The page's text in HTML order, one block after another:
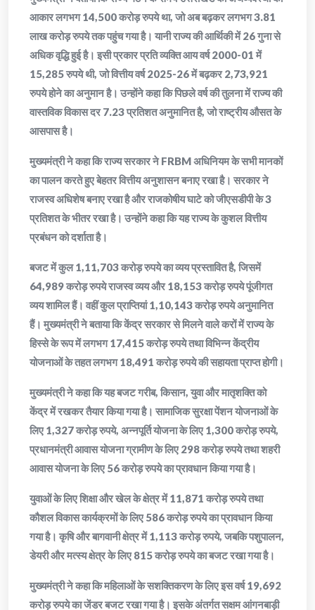
आकार लगभग 14,500 करोड़ रुपये था, जो अब बढ़कर लगभग 3.81
लाख करोड़ रुपये तक पहुंच गया है। यानी राज्य की आर्थिकी में 26 गुना से
अधिक वृद्धि हुई है। इसी प्रकार प्रति व्यक्ति आय वर्ष 2000-01 में
15,285 रुपये थी, जो वित्तीय वर्ष 2025-26 में बढ़कर 2,73,921
रुपये होने का अनुमान है। उन्होंने कहा कि पिछले वर्ष की तुलना में राज्य की
वास्तविक विकास दर 7.23 प्रतिशत अनुमानित है, जो राष्ट्रीय औसत के
आसपास है।
मुख्यमंत्री ने कहा कि राज्य सरकार ने FRBM अधिनियम के सभी मानकों
का पालन करते हुए बेहतर वित्तीय अनुशासन बनाए रखा है। सरकार ने
राजस्व अधिशेष बनाए रखा है और राजकोषीय घाटे को जीएसडीपी के 3
प्रतिशत के भीतर रखा है। उन्होंने कहा कि यह राज्य के कुशल वित्तीय
प्रबंधन को दर्शाता है।
बजट में कुल 1,11,703 करोड़ रुपये का व्यय प्रस्तावित है, जिसमें
64,989 करोड़ रुपये राजस्व व्यय और 18,153 करोड़ रुपये पूंजीगत
व्यय शामिल हैं। वहीं कुल प्राप्तियां 1,10,143 करोड़ रुपये अनुमानित
हैं। मुख्यमंत्री ने बताया कि केंद्र सरकार से मिलने वाले करों में राज्य के
हिस्से के रूप में लगभग 17,415 करोड़ रुपये तथा विभिन्न केंद्रीय
योजनाओं के तहत लगभग 18,491 करोड़ रुपये की सहायता प्राप्त होगी।
मुख्यमंत्री ने कहा कि यह बजट गरीब, किसान, युवा और मातृशक्ति को
केंद्र में रखकर तैयार किया गया है। सामाजिक सुरक्षा पेंशन योजनाओं के
लिए 1,327 करोड़ रुपये, अन्नपूर्ति योजना के लिए 1,300 करोड़ रुपये,
प्रधानमंत्री आवास योजना ग्रामीण के लिए 298 करोड़ रुपये तथा शहरी
आवास योजना के लिए 56 करोड़ रुपये का प्रावधान किया गया है।
युवाओं के लिए शिक्षा और खेल के क्षेत्र में 11,871 करोड़ रुपये तथा
कौशल विकास कार्यक्रमों के लिए 586 करोड़ रुपये का प्रावधान किया
गया है। कृषि और बागवानी क्षेत्र में 1,113 करोड़ रुपये, जबकि पशुपालन,
डेयरी और मत्स्य क्षेत्र के लिए 815 करोड़ रुपये का बजट रखा गया है।
मुख्यमंत्री ने कहा कि महिलाओं के सशक्तिकरण के लिए इस वर्ष 19,692
करोड़ रुपये का जेंडर बजट रखा गया है। इसके अंतर्गत सक्षम आंगनबाड़ी